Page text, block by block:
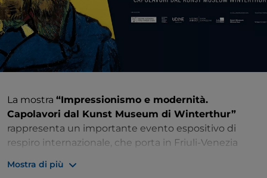
La mostra “Impressionismo e modernità.
Capolavori dal Kunst Museum di Winterthur”
rappresenta un importante evento espositivo di
respiro internazionale, che porta in Friuli-Venezia
dell’arte moderna europea.
Mostra di più